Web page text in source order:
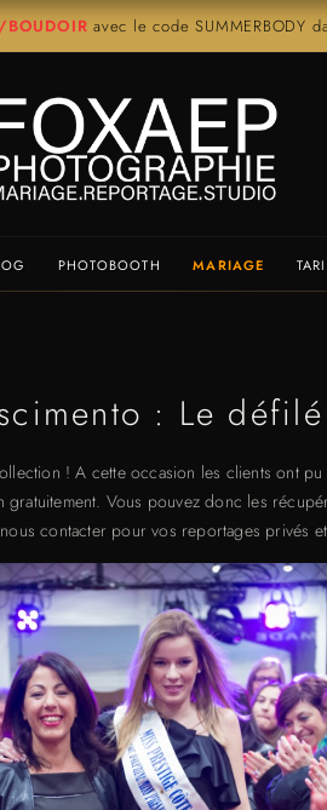
avec le code SUMMERBODY
PHOTOBOOTH MARIAGE
: Le défilé
! A cette occasion les clients ont
Vous pouvez donc les
contacter pour vos reportages privés